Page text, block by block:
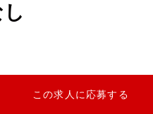
この求人に応募する